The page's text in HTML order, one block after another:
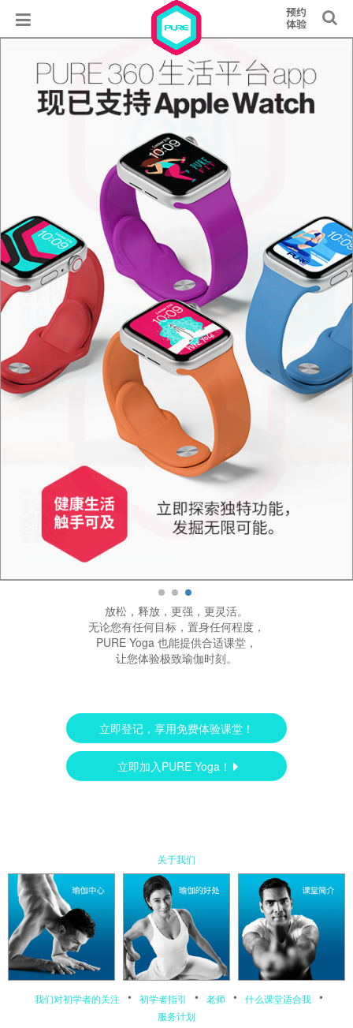
放松，释放，更强，更灵活。
无论您有任何目标，置身任何程度，
PURE Yoga 也能提供合适课堂，
让您体验极致瑜伽时刻。
立即登记，享用免费体验课堂！
立即加入PURE Yoga！
关于我们
我们对初学者的关注 • 初学者指引 • 老师 • 什么课堂适合我 •
服务计划